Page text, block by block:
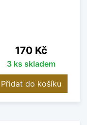
Cena
170 Kč
3 ks skladem
Přidat do košíku